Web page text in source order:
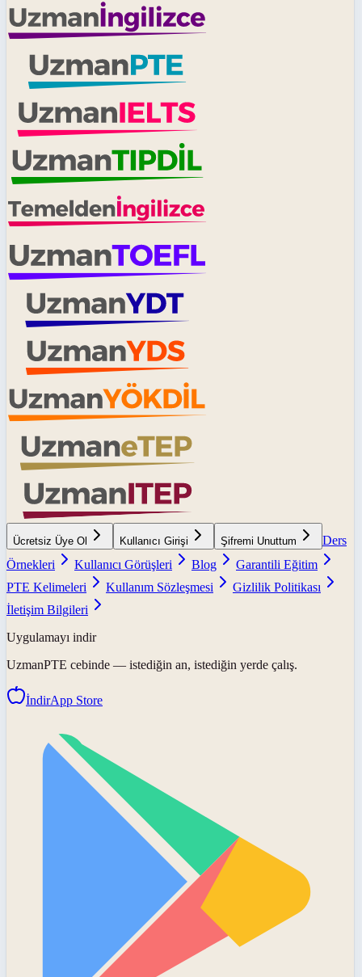
Ücretsiz Üye Ol Kullanıcı Girişi Şifremi Unuttum
Ders
Örnekleri
Kullanıcı Görüşleri Blog
Garantili Eğitim
PTE Kelimeleri
Kullanım Sözleşmesi
Gizlilik Politikası
İletişim Bilgileri
Uygulamayı indir
UzmanPTE cebinde — istediğin an, istediğin yerde çalış.
İndirApp Store